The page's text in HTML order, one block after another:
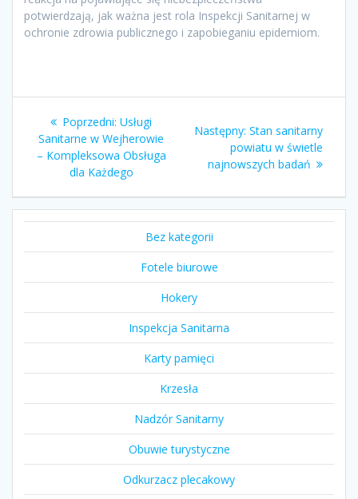
potwierdzają, jak ważna jest rola Inspekcji Sanitarnej w
ochronie zdrowia publicznego i zapobieganiu epidemiom.
Nawigacja
wpisu
Poprzedni: Poprzedni
wpis:
Usługi
Sanitarne w Wejherowie
– Kompleksowa Obsługa
dla Każdego
Następny: Następny
wpis:
Stan sanitarny
powiatu w świetle
najnowszych badań
Bez kategorii
Fotele biurowe
Hokery
Inspekcja Sanitarna
Karty pamięci
Krzesła
Nadzór Sanitarny
Obuwie turystyczne
Odkurzacz plecakowy